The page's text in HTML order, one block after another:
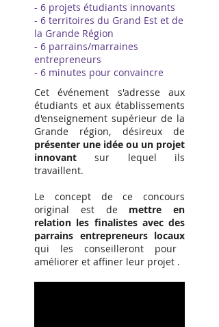
- 6 projets étudiants innovants
- 6 territoires du Grand Est et de
la Grande Région
- 6 parrains/marraines
entrepreneurs
- 6 minutes pour convaincre
Cet événement s'adresse aux
étudiants et aux établissements
d'enseignement supérieur de la
Grande région, désireux de
présenter une idée ou un projet
innovant sur lequel ils
travaillent.
Le concept de ce concours
original est de mettre en
relation les finalistes avec des
parrains entrepreneurs locaux
qui les conseilleront pour
améliorer et affiner leur projet .